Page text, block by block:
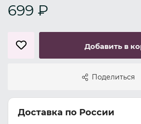
699 ₽
Добавить в
Поделиться
Доставка по России